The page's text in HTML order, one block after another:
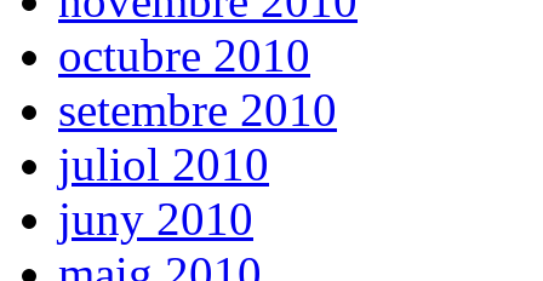
octubre 2010
setembre 2010
juliol 2010
juny 2010